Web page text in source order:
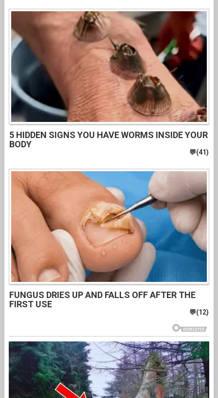
5 HIDDEN SIGNS YOU HAVE WORMS INSIDE YOUR
BODY
FUNGUS DRIES UP AND FALLS OFF AFTER THE
FIRST USE